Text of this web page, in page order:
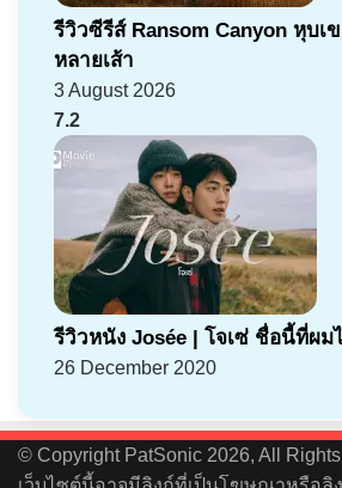
รีวิวซีรีส์ Ransom Canyon หุบเ
หลายเส้า
3 August 2026
7.2
รีวิวหนัง Josée | โจเซ่ ชื่อนี้ที่ผม
26 December 2020
© Copyright PatSonic 2026, All